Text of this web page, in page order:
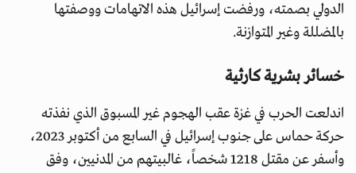
الدولي بصمته، ورفضت إسرائيل هذه الاتهامات ووصفتها
بالمضللة وغير المتوازنة.
خسائر بشرية كارثية
اندلعت الحرب في غزة عقب الهجوم غير المسبوق الذي نفذته
حركة حماس على جنوب إسرائيل في السابع من أكتوبر 2023،
وأسفر عن مقتل 1218 شخصاً، غالبيتهم من المدنيين، وفق